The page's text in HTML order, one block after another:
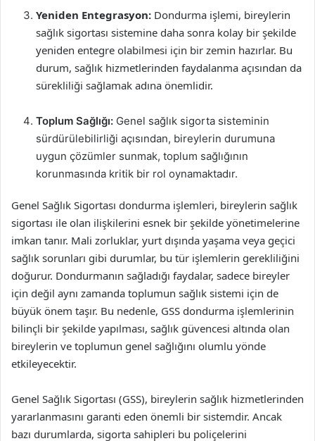
Yeniden Entegrasyon: Dondurma işlemi, bireylerin
sağlık sigortası sistemine daha sonra kolay bir şekilde
yeniden entegre olabilmesi için bir zemin hazırlar. Bu
durum, sağlık hizmetlerinden faydalanma açısından da
sürekliliği sağlamak adına önemlidir.
Toplum Sağlığı: Genel sağlık sigorta sisteminin
sürdürülebilirliği açısından, bireylerin durumuna
uygun çözümler sunmak, toplum sağlığının
korunmasında kritik bir rol oynamaktadır.
Genel Sağlık Sigortası dondurma işlemleri, bireylerin sağlık
sigortası ile olan ilişkilerini esnek bir şekilde yönetimelerine
imkan tanır. Mali zorluklar, yurt dışında yaşama veya geçici
sağlık sorunları gibi durumlar, bu tür işlemlerin gerekliliğini
doğurur. Dondurmanın sağladığı faydalar, sadece bireyler
için değil aynı zamanda toplumun sağlık sistemi için de
büyük önem taşır. Bu nedenle, GSS dondurma işlemlerinin
bilinçli bir şekilde yapılması, sağlık güvencesi altında olan
bireylerin ve toplumun genel sağlığını olumlu yönde
etkileyecektir.
Genel Sağlık Sigortası (GSS), bireylerin sağlık hizmetlerinden
yararlanmasını garanti eden önemli bir sistemdir. Ancak
bazı durumlarda, sigorta sahipleri bu poliçelerini